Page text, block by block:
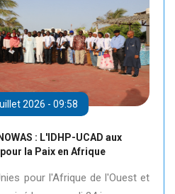
2026 - 09:58
: L'IDHP-UCAD aux
la Paix en Afrique
pour l'Afrique de l'Ouest et